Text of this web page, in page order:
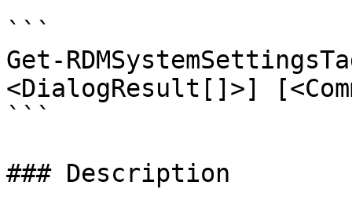
```
Get-
<DialogResult[]>]
```
### Description